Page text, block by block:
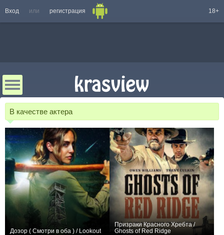
Вход или регистрация 18+
В качестве актера
Дозор ( Смотри в оба ) / Lookout
Призраки Красного Хребта /
Ghosts of Red Ridge